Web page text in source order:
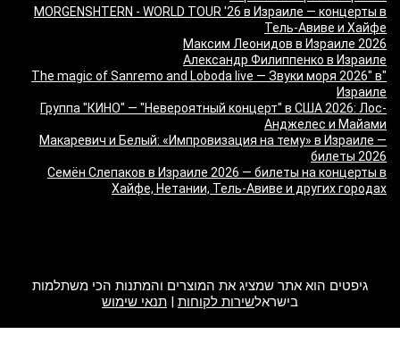
MORGENSHTERN - WORLD TOUR '26 в Израиле — концерты в
Тель-Авиве и Хайфе
Максим Леонидов в Израиле 2026
Александр Филиппенко в Израиле
"The magic of Sanremo and Loboda live — Звуки моря 2026" в
Израиле
Группа "КИНО" — "Невероятный концерт" в США 2026: Лос-
Анджелес и Майами
Макаревич и Белый: «Импровизация на тему» в Израиле —
билеты 2026
Семён Слепаков в Израиле 2026 — билеты на концерты в
Хайфе, Нетании, Тель-Авиве и других городах
גיפטים הוא אתר שמציג את המוצרים והמתנות הכי משתלמות
בישראלשירות לקוחות | תנאי שימוש